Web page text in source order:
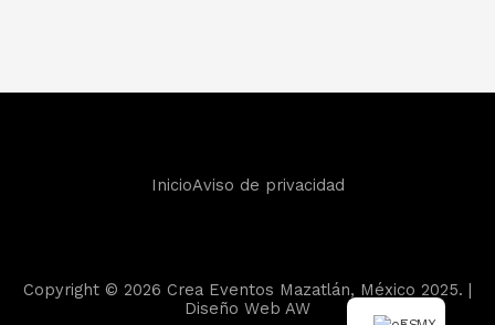
InicioAviso de privacidad
Copyright © 2026 Crea Eventos Mazatlán, México 2025. |
Diseño Web AW